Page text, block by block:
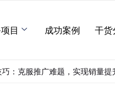
目 成功案例 干货
：克服推广难题，实现销量提